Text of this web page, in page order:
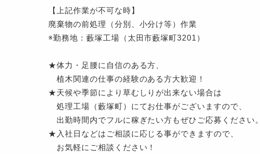
【上記作業が不可な時】
廃棄物の前処理（分別、小分け等）作業
※勤務地：藪塚工場（太田市藪塚町3201）
★体力・足腰に自信のある方、
植木関連の仕事の経験のある方大歓迎！
★天候や季節により草むしりが出来ない場合は
処理工場（藪塚町）にてお仕事がございますので、
出勤時間内でフルに稼ぎたい方もぜひご応募ください。
★入社日などはご相談に応じる事ができますので、
お気軽にご相談ください！